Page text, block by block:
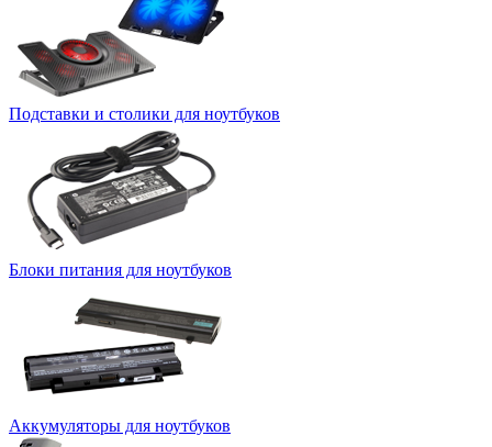
Подставки и столики для ноутбуков
Блоки питания для ноутбуков
Аккумуляторы для ноутбуков